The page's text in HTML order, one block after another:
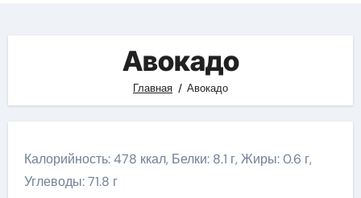
Авокадо
Главная Авокадо
Калорийность: 478 ккал, Белки: 8.1 г, Жиры: 0.6 г,
Углеводы: 71.8 г